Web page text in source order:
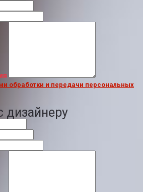
обработки и передачи персональных
дизайнеру